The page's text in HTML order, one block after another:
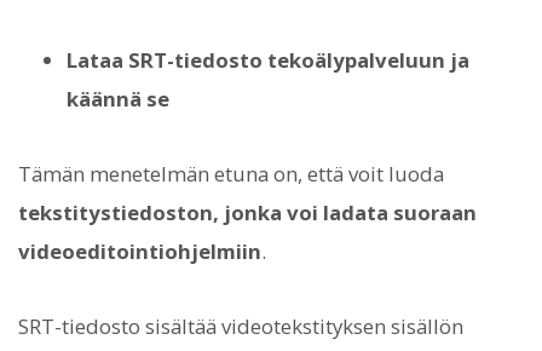
Lataa SRT-tiedosto tekoälypalveluun ja
käännä se
Tämän menetelmän etuna on, että voit luoda
tekstitystiedoston, jonka voi ladata suoraan
videoeditointiohjelmiin.
SRT-tiedosto sisältää videotekstityksen sisällön